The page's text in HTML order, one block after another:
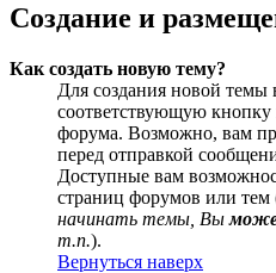
Создание и
Как создать новую тему?
Для создания новой
соответствующую
форума. Возможно, вам
перед отправкой
Доступные вам
страниц форумов или тем
начинать темы, Вы
т.п.).
Вернуться наверх